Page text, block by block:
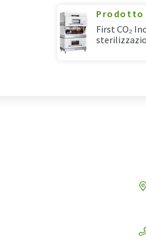
Prodotto
First CO₂